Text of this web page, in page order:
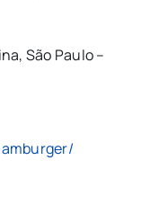
São Paulo –